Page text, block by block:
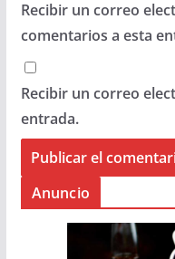
Recibir un correo
comentarios a esta
Recibir un correo
entrada.
Anuncio